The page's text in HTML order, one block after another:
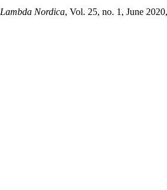
Lambda Nordica, Vol. 25, no. 1, June